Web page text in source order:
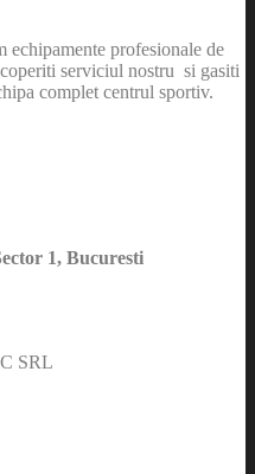
profesionale de
serviciul nostru si gasiti
complet centrul sportiv.
1, Bucuresti
SRL